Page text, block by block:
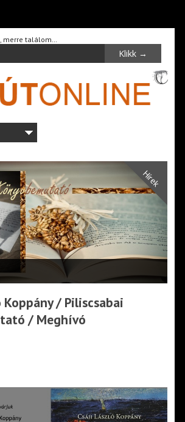
merre találom…
Hírek
Koppány / Piliscsabai
/ Meghívó